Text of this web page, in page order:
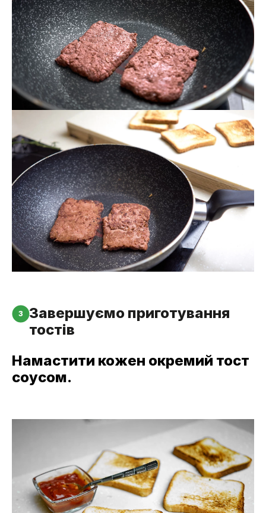
3
Завершуємо приготування
тостів
Намастити кожен окремий тост
соусом.